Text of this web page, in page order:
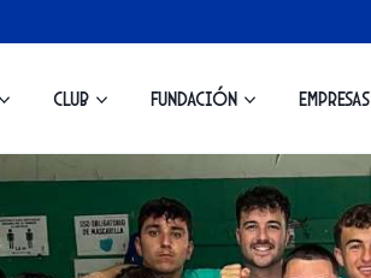
Club Fundación Empresas